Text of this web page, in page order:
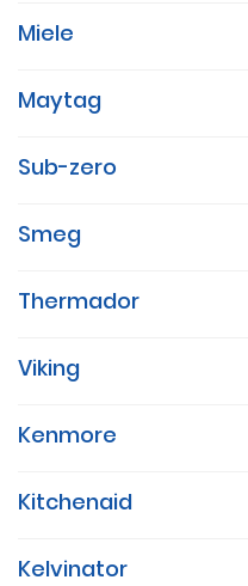
Miele
Maytag
Sub-zero
Smeg
Thermador
Viking
Kenmore
Kitchenaid
Kelvinator